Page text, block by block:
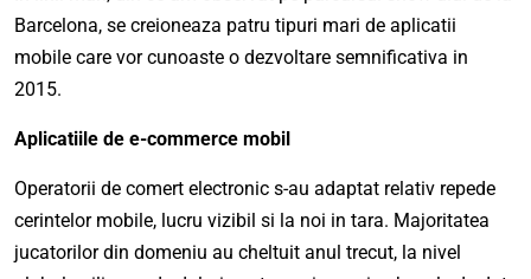
Barcelona, se creioneaza patru tipuri mari de aplicatii
mobile care vor cunoaste o dezvoltare semnificativa in
2015.
Aplicatiile de e-commerce mobil
Operatorii de comert electronic s-au adaptat relativ repede
cerintelor mobile, lucru vizibil si la noi in tara. Majoritatea
jucatorilor din domeniu au cheltuit anul trecut, la nivel